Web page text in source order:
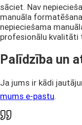
sāciet. Nav
manuāla
nepieciešama
profesionālu kvalitāti
Palīdzība un
Ja jums ir kādi
mums e-pastu.